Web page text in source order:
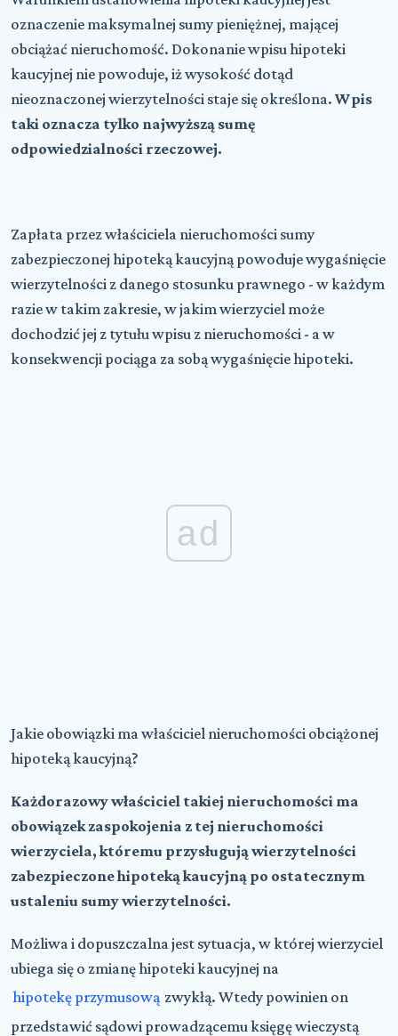
oznaczenie maksymalnej sumy pieniężnej, mającej
obciążać nieruchomość. Dokonanie wpisu hipoteki
kaucyjnej nie powoduje, iż wysokość dotąd
nieoznaczonej wierzytelności staje się określona. Wpis
taki oznacza tylko najwyższą sumę
odpowiedzialności rzeczowej.
Zapłata przez właściciela nieruchomości sumy
zabezpieczonej hipoteką kaucyjną powoduje wygaśnięcie
wierzytelności z danego stosunku prawnego - w każdym
razie w takim zakresie, w jakim wierzyciel może
dochodzić jej z tytułu wpisu z nieruchomości - a w
konsekwencji pociąga za sobą wygaśnięcie hipoteki.
ad
Jakie obowiązki ma właściciel nieruchomości obciążonej
hipoteką kaucyjną?
Każdorazowy właściciel takiej nieruchomości ma
obowiązek zaspokojenia z tej nieruchomości
wierzyciela, któremu przysługują wierzytelności
zabezpieczone hipoteką kaucyjną po ostatecznym
ustaleniu sumy wierzytelności.
Możliwa i dopuszczalna jest sytuacja, w której wierzyciel
ubiega się o zmianę hipoteki kaucyjnej na
hipotekę przymusową zwykłą. Wtedy powinien on
przedstawić sądowi prowadzącemu księgę wieczystą